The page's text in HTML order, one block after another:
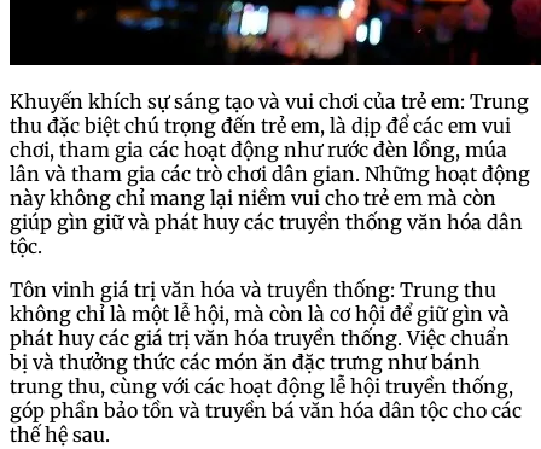
Khuyến khích sự sáng tạo và vui chơi của trẻ em: Trung
thu đặc biệt chú trọng đến trẻ em, là dịp để các em vui
chơi, tham gia các hoạt động như rước đèn lồng, múa
lân và tham gia các trò chơi dân gian. Những hoạt động
này không chỉ mang lại niềm vui cho trẻ em mà còn
giúp gìn giữ và phát huy các truyền thống văn hóa dân
tộc.
Tôn vinh giá trị văn hóa và truyền thống: Trung thu
không chỉ là một lễ hội, mà còn là cơ hội để giữ gìn và
phát huy các giá trị văn hóa truyền thống. Việc chuẩn
bị và thưởng thức các món ăn đặc trưng như bánh
trung thu, cùng với các hoạt động lễ hội truyền thống,
góp phần bảo tồn và truyền bá văn hóa dân tộc cho các
thế hệ sau.